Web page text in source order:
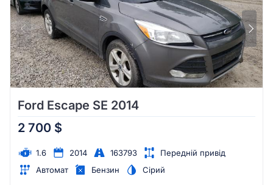
Ford Escape SE 2014
2 700 $
1.6 2014 163793
Передній привід
Автомат
Бензин Сірий